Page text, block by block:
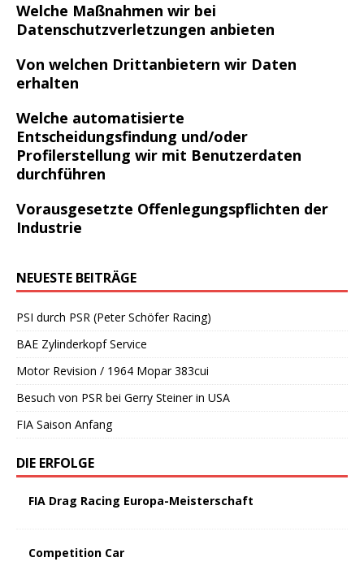
Welche Maßnahmen wir bei
Datenschutzverletzungen anbieten
Von welchen Drittanbietern wir Daten
erhalten
Welche automatisierte
Entscheidungsfindung und/oder
Profilerstellung wir mit Benutzerdaten
durchführen
Vorausgesetzte Offenlegungspflichten der
Industrie
NEUESTE BEITRÄGE
PSI durch PSR (Peter Schöfer Racing)
BAE Zylinderkopf Service
Motor Revision / 1964 Mopar 383cui
Besuch von PSR bei Gerry Steiner in USA
FIA Saison Anfang
DIE ERFOLGE
FIA Drag Racing Europa-Meisterschaft
Competition Car